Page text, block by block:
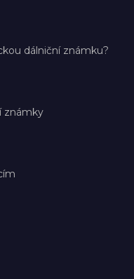
dálniční známku?
známky